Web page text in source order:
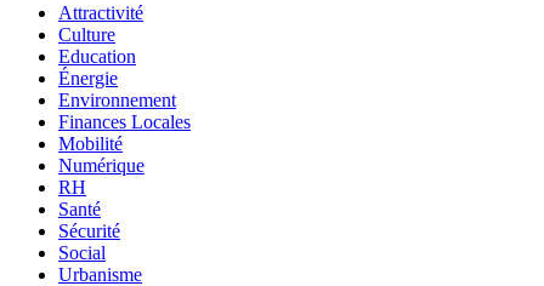
Attractivité
Culture
Education
Énergie
Environnement
Finances Locales
Mobilité
Numérique
RH
Santé
Sécurité
Social
Urbanisme